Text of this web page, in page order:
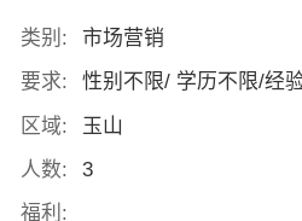
类别:
市场营销
要求:
性别不限/ 学历不限/经
区域:
玉山
人数:
3
福利: